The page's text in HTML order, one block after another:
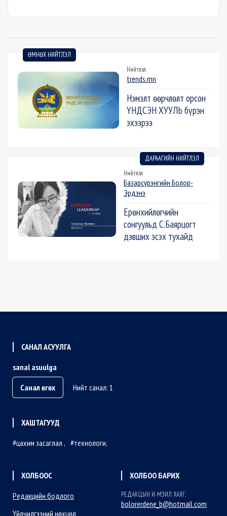
ӨМНӨХ НИЙТЛЭЛ
Нийтлэл
trends.mn
Нэмэлт өөрчлөлт орсон
ҮНДСЭН ХУУЛЬ бүрэн
эхээрээ
ДАРААГИЙН НИЙТЛЭЛ
Нийтлэл
Базарсүрэнгийн Болор-
Эрдэнэ
Ерөнхийлөгчийн
сонгуульд С.Баярцогт
дэвших эсэх тухайд
САНАЛ АСУУЛГА
sanal asuulga
Санал өгөх
Нийт санал: 1
ХАШТАГУУД
цахим засаглал
технологи
ХОЛБООС
Редакцийн бодлого
Үйлчилгээний нөхцөл
ХОЛБОО БАРИХ
РЕДАКЦЫН И-МЭИЛ ХАЯГ:
bolorerdene_b@hotmail.com